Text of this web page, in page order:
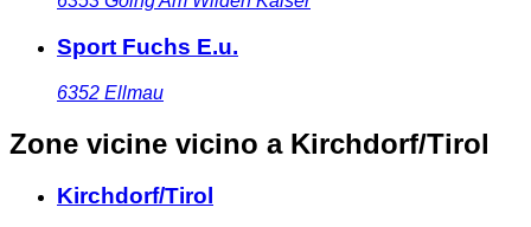
Sport Fuchs E.u.
6352 Ellmau
Zone vicine vicino a Kirchdorf/Tirol
Kirchdorf/Tirol